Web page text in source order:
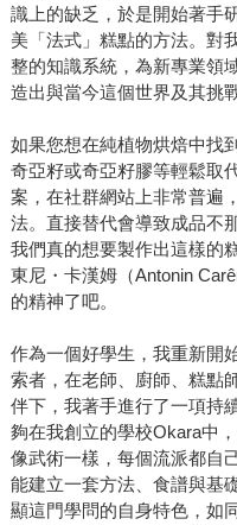
識上的缺乏，於是開始著手
美「法式」糕點的方法。對
整的知識系統，為新專業領
造出與當今這個世界及其挑
如果您想在純植物烘焙中找
奇亞籽或奇亞籽膠等輕鬆取
案，在社群網站上非常普遍
法。直接替代會導致成品
我們真的想要製作出這樣的
東尼・卡漢姆（Antonin
的精神了吧。
作為一個好學生，我重新開
索者，在老師、廚師、糕點
伴下，我著手進行了一項持
夠在我創立的學校Okara中
像武術一樣，每個流派都自
能建立一套方法、食譜與基
顯這門學問的自身特色，如